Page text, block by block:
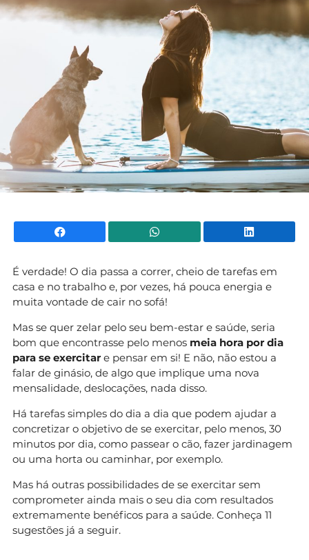
Facebook WhatsApp
É verdade! O dia passa a correr, cheio de tarefas em
casa e no trabalho e, por vezes, há pouca energia e
muita vontade de cair no sofá!
Mas se quer zelar pelo seu bem-estar e saúde, seria
bom que encontrasse pelo menos meia hora por dia
para se exercitar e pensar em si! E não, não estou a
falar de ginásio, de algo que implique uma nova
mensalidade, deslocações, nada disso.
Há tarefas simples do dia a dia que podem ajudar a
concretizar o objetivo de se exercitar, pelo menos, 30
minutos por dia, como passear o cão, fazer jardinagem
ou uma horta ou caminhar, por exemplo.
Mas há outras possibilidades de se exercitar sem
comprometer ainda mais o seu dia com resultados
extremamente benéficos para a saúde. Conheça 11
sugestões já a seguir.